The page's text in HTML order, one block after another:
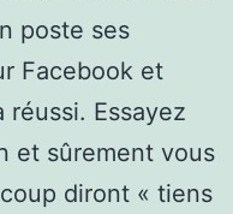
poste ses
Facebook et
réussi. Essayez
et sûrement vous
diront « tiens